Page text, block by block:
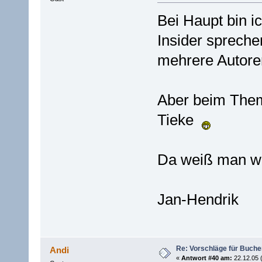
Bei Haupt bin
Insider
mehrere
Aber beim
Tieke
Da weiß man
Jan-Hendrik
Andi Re: Vorschläge für
« Antwort #40 am: 22.12.05